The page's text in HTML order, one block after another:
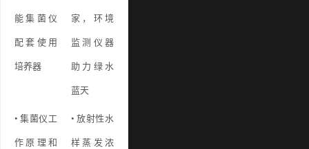
能集菌仪
配套使用
培养器
家，环境
监测仪器
助力绿水
蓝天
• 集菌仪工
作原理和
• 放射性水
样蒸发浓